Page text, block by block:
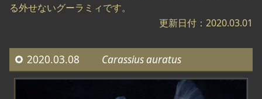
る外せないグーラミィです。
更新日付：2020.03.01
2020.03.08 Carassius auratus